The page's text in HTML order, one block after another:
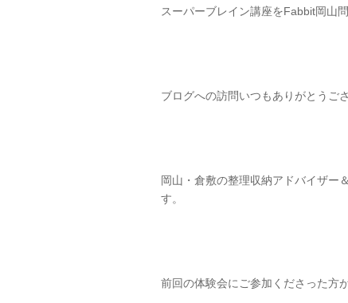
スーパーブレイン講座をFabbit岡山
ブログへの訪問いつもありがとうご
岡山・倉敷の整理収納アドバイザー
す。
前回の体験会にご参加くださった方